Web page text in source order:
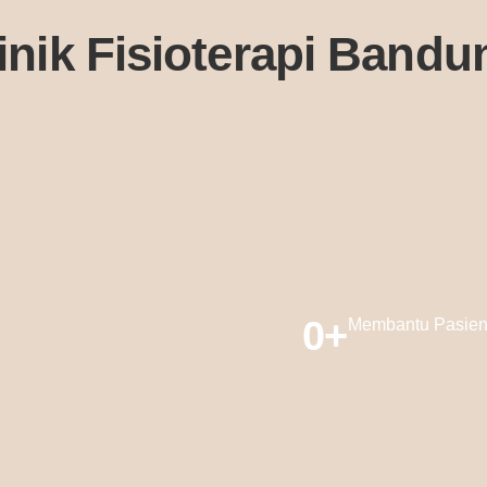
Fisioterapi
0+ Membantu Pasien